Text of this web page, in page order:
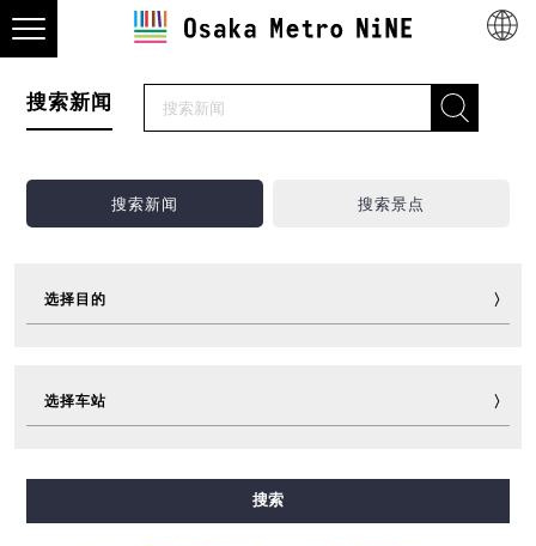
搜索新闻
搜索新闻 搜索景点
选择目的
游玩
选择车站
搜索